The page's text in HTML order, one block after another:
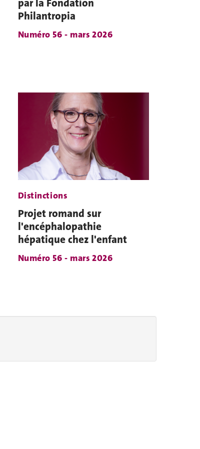
par la Fondation
Philantropia
Numéro 56 - mars 2026
Distinctions
Projet romand sur
l'encéphalopathie
hépatique chez l'enfant
Numéro 56 - mars 2026